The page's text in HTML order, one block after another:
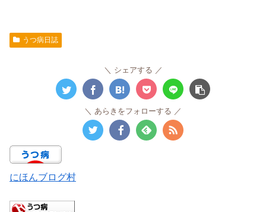
うつ病日誌
シェアする
あらきをフォローする
にほんブログ村